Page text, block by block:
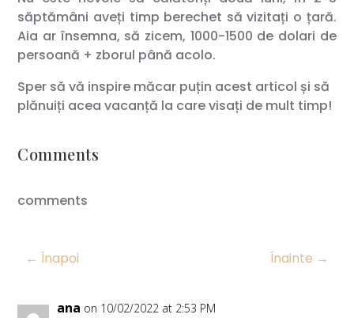
săptămâni aveți timp berechet să vizitați o țară.
Aia ar însemna, să zicem, 1000-1500 de dolari de
persoană + zborul până acolo.
Sper să vă inspire măcar puțin acest articol și să
plănuiți acea vacanță la care visați de mult timp!
Comments
comments
←Înapoi Înainte →
ana on 10/02/2022 at 2:53 PM